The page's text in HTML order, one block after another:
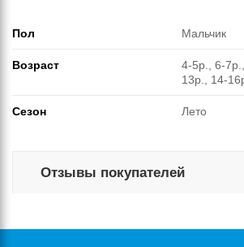
Пол Мальчик
Возраст
4-5р., 6-
13р., 14-
Сезон Лето
Отзывы покупателей